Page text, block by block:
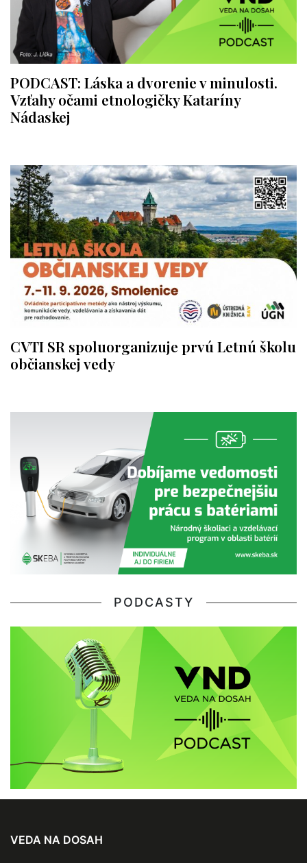
PODCAST: Láska a dvorenie v minulosti.
Vzťahy očami etnologičky Kataríny
Nádaskej
CVTI SR spoluorganizuje prvú Letnú školu
občianskej vedy
PODCASTY
VEDA NA DOSAH